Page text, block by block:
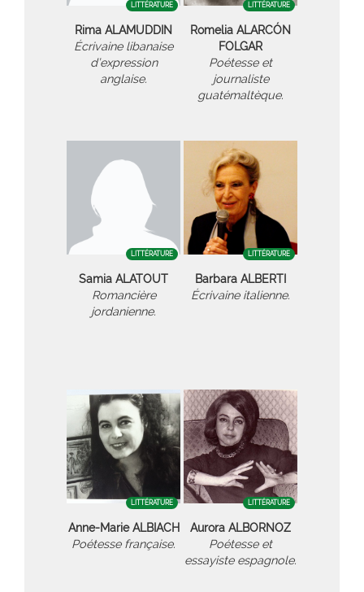
LITTÉRATURE
Rima ALAMUDDIN
Écrivaine libanaise
d’expression
anglaise.
LITTÉRATURE
Romelia ALARCÓN
FOLGAR
Poétesse et
journaliste
guatémaltèque.
LITTÉRATURE
Samia ALATOUT
Romancière
jordanienne.
LITTÉRATURE
Barbara ALBERTI
Écrivaine italienne.
LITTÉRATURE
Anne-Marie ALBIACH
Poétesse française.
LITTÉRATURE
Aurora ALBORNOZ
Poétesse et
essayiste espagnole.